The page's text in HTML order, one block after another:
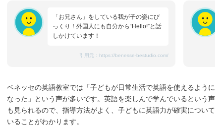
「お兄さん」をしている我が子の姿にび
っくり！外国人にも自分から“Hello!”と話
しかけています！
引用元： https://benesse-bestudio.com/
ベネッセの英語教室では「子どもが日常生活で英語を使えるように
なった」という声が多いです。英語を楽しんで学んでいるという声
も見られるので、指導方法がよく、子どもに英語力が確実について
いることがわかります。